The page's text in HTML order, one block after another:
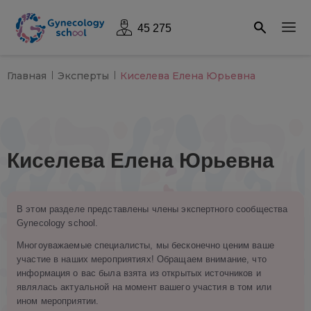
45 275
Главная Эксперты Киселева Елена Юрьевна
Киселева Елена Юрьевна
В этом разделе представлены члены экспертного сообщества
Gynecology school.
Многоуважаемые специалисты, мы бесконечно ценим ваше
участие в наших мероприятиях! Обращаем внимание, что
информация о вас была взята из открытых источников и
являлась актуальной на момент вашего участия в том или
ином мероприятии.